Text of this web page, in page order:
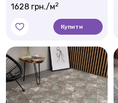
1628 грн./м2
Купити